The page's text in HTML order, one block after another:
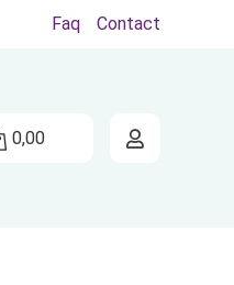
Faq Contact
0,00